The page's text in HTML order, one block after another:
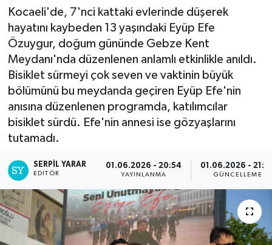
Kocaeli'de, 7'nci kattaki evlerinde düşerek
hayatını kaybeden 13 yaşındaki Eyüp Efe
Özuygur, doğum gününde Gebze Kent
Meydanı'nda düzenlenen anlamlı etkinlikle anıldı.
Bisiklet sürmeyi çok seven ve vaktinin büyük
bölümünü bu meydanda geçiren Eyüp Efe'nin
anısına düzenlenen programda, katılımcılar
bisiklet sürdü. Efe'nin annesi ise gözyaşlarını
tutamadı.
SERPİL YARAR
EDITÖR
01.06.2026 - 20:54
YAYINLANMA
01.06.2026 -
GÜNCELLEME